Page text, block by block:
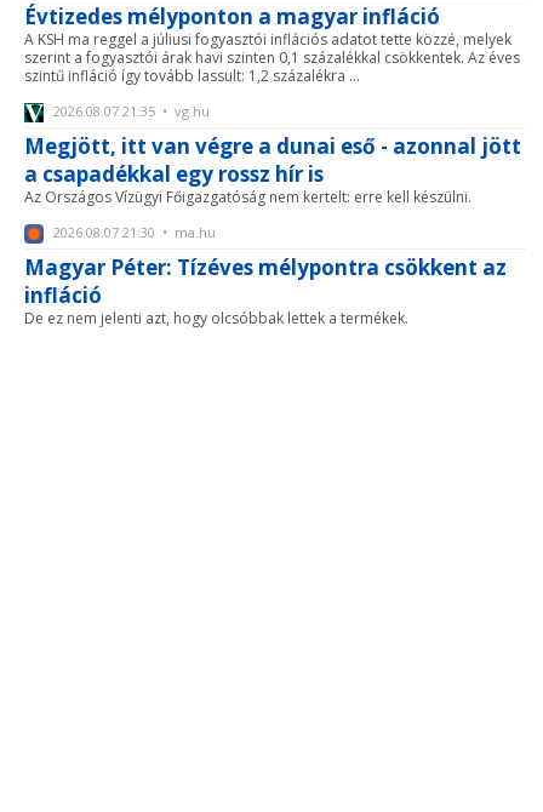
Évtizedes mélyponton a magyar infláció
A KSH ma reggel a júliusi fogyasztói inflációs adatot tette közzé, melyek
szerint a fogyasztói árak havi szinten 0,1 százalékkal csökkentek. Az éves
szintű infláció így tovább lassult: 1,2 százalékra ...
2026.08.07 21:35 • vg.hu
Megjött, itt van végre a dunai eső - azonnal jött
a csapadékkal egy rossz hír is
Az Országos Vízügyi Főigazgatóság nem kertelt: erre kell készülni.
2026.08.07 21:30 • ma.hu
Magyar Péter: Tízéves mélypontra csökkent az
infláció
De ez nem jelenti azt, hogy olcsóbbak lettek a termékek.